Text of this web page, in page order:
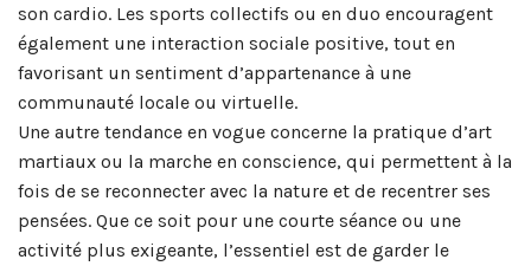
son cardio. Les sports collectifs ou en duo encouragent
également une interaction sociale positive, tout en
favorisant un sentiment d’appartenance à une
communauté locale ou virtuelle.
Une autre tendance en vogue concerne la pratique d’art
martiaux ou la marche en conscience, qui permettent à la
fois de se reconnecter avec la nature et de recentrer ses
pensées. Que ce soit pour une courte séance ou une
activité plus exigeante, l’essentiel est de garder le